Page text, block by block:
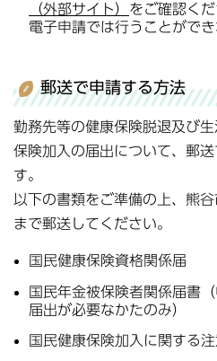
（外部サイト） をご確認く
電子申請では行うことがで
郵送で申請する方法
勤務先等の健康保険脱退及び
保険加入の届出について、郵
す。
以下の書類をご準備の上、熊
まで郵送してください。
国民健康保険資格関係届
国民年金被保険者関係届書
届出が必要なかたのみ）
国民健康保険加入に関する